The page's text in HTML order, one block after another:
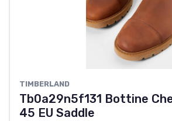
TIMBERLAND
Tb0a29n5f131 Bottine
45 EU Saddle